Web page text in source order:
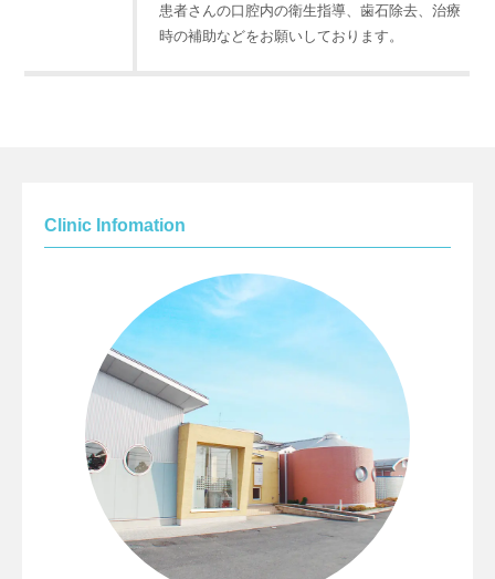
患者さんの口腔内の衛生指導、歯石除去、治療
時の補助などをお願いしております。
Clinic Infomation